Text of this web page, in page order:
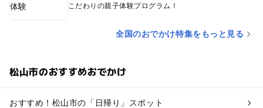
こだわりの親子体験プログラム！
全国のおでかけ特集をもっと見る
松山市のおすすめおでかけ
おすすめ！松山市の「日帰り」スポット